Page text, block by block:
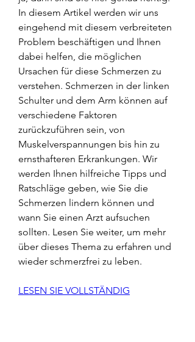
In diesem Artikel werden wir uns
eingehend mit diesem verbreiteten
Problem beschäftigen und Ihnen
dabei helfen, die möglichen
Ursachen für diese Schmerzen zu
verstehen. Schmerzen in der linken
Schulter und dem Arm können auf
verschiedene Faktoren
zurückzuführen sein, von
Muskelverspannungen bis hin zu
ernsthafteren Erkrankungen. Wir
werden Ihnen hilfreiche Tipps und
Ratschläge geben, wie Sie die
Schmerzen lindern können und
wann Sie einen Arzt aufsuchen
sollten. Lesen Sie weiter, um mehr
über dieses Thema zu erfahren und
wieder schmerzfrei zu leben.
LESEN SIE VOLLSTÄNDIG